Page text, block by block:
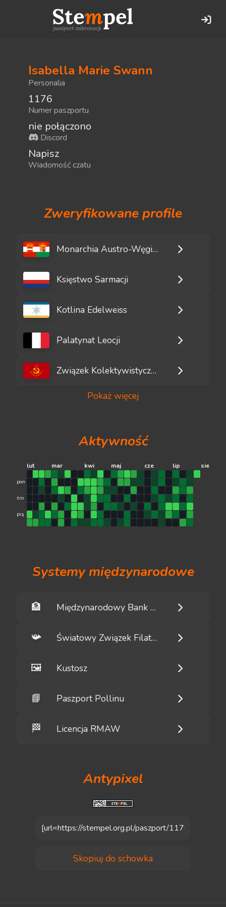
Isabella Marie Swann
Personalia
1176
Numer paszportu
nie połączono
Discord
Napisz
Wiadomość czatu
Zweryfikowane profile
Monarchia Austro-Węgierska
Księstwo Sarmacji
Kotlina Edelweiss
Palatynat Leocji
Związek Kolektywistycznych Republik Rad
Pokaż więcej
Aktywność
lut mar kwi maj cze lip sie
pon
śro
pią
Systemy międzynarodowe
🏦 Międzynarodowy Bank Pollinu
📯 Światowy Związek Filatelistyczny
🖼️ Kustosz
📘 Paszport Pollinu
🏁 Licencja RMAW
Antypixel